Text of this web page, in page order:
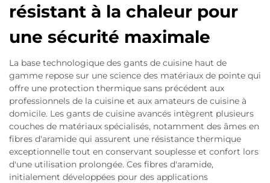
résistant à la chaleur pour
une sécurité maximale
La base technologique des gants de cuisine haut de
gamme repose sur une science des matériaux de pointe qui
offre une protection thermique sans précédent aux
professionnels de la cuisine et aux amateurs de cuisine à
domicile. Les gants de cuisine avancés intègrent plusieurs
couches de matériaux spécialisés, notamment des âmes en
fibres d'aramide qui assurent une résistance thermique
exceptionnelle tout en conservant souplesse et confort lors
d'une utilisation prolongée. Ces fibres d'aramide,
initialement développées pour des applications